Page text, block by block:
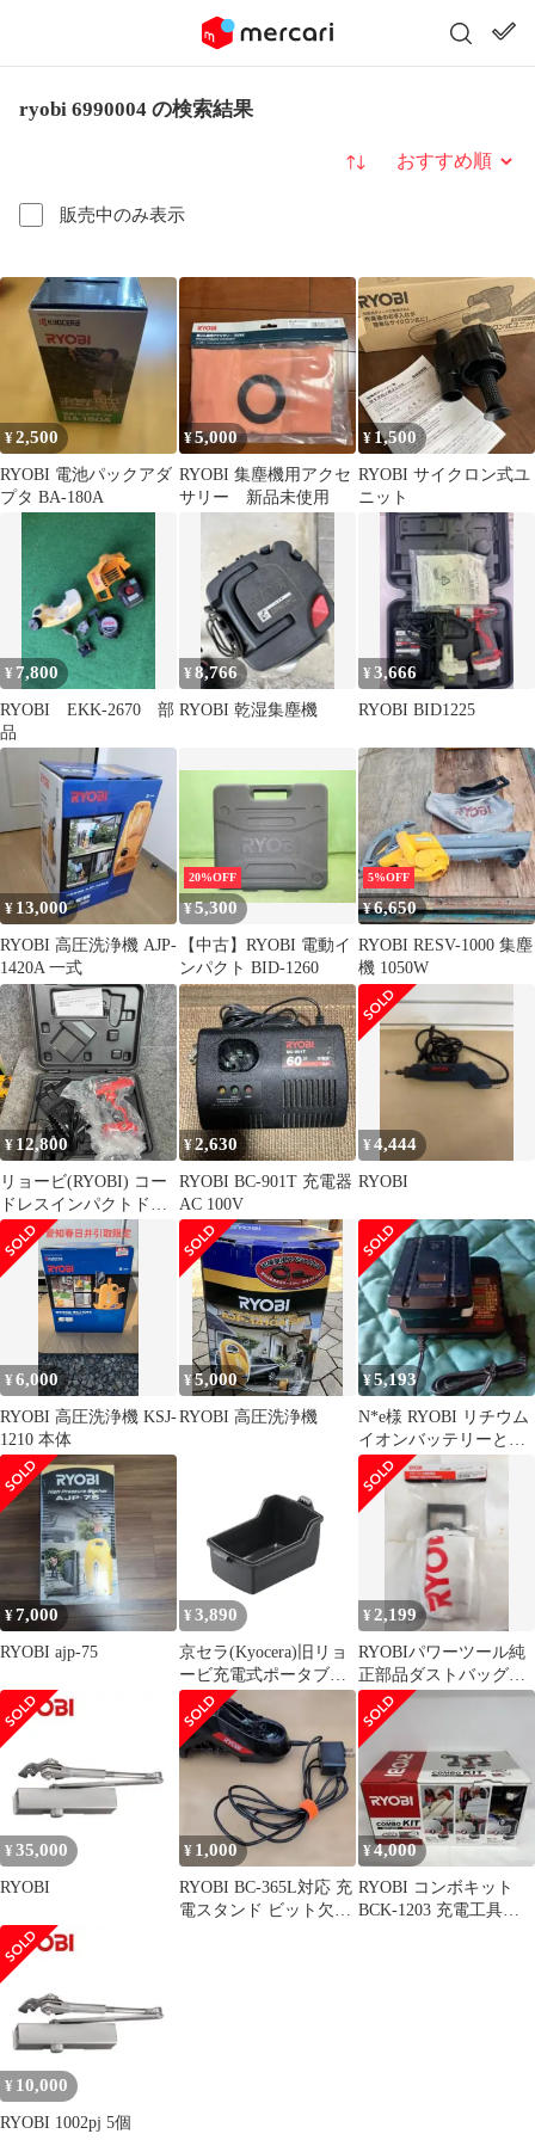
ryobi 6990004 の検索結果
販売中のみ表示
並び替え
¥2,500
RYOBI 電池パックアダ
プタ BA-180A
¥5,000
RYOBI 集塵機用アクセ
サリー 新品未使用
¥ 1,500
RYOBI サイクロン式ユ
ニット
¥ 7,800
RYOBI EKK-2670 部
品
¥8,766
RYOBI 乾湿集塵機
¥3,666
RYOBI BID1225
¥ 13,000
RYOBI 高圧洗浄機 AJP-
1420A 一式
20%OFF
¥5,300
【中古】RYOBI 電動イ
ンパクト BID-1260
5%OFF
¥6,650
RYOBI RESV-1000 集塵
機 1050W
¥ 12,800
リョービ(RYOBI) コー
ドレスインパクトドラ
イバ BID-1805(5.0Ahバ
ッテリー付)【桶川店】
¥2,630
RYOBI BC-901T 充電器
AC 100V
¥4,444
RYOBI
¥6,000
RYOBI 高圧洗浄機 KSJ-
1210 本体
¥5,000
RYOBI 高圧洗浄機
¥5,193
N*e様 RYOBI リチウム
イオンバッテリーと充
電器セット
¥7,000
RYOBI ajp-75
¥ 3,890
京セラ(Kyocera)旧リョ
ービ充電式ポータブル
ウォッシャーBPW-
1800L1用バッテリーカ
バー(L5)電池パックへ
の水跳ね防止60700437
¥ 2,199
RYOBIパワーツール純
正部品ダストバッグ
RESV1000
¥ 35,000
RYOBI
¥ 1,000
RYOBI BC-365L対応 充
電スタンド ビット欠品
¥4,000
RYOBI コンボキット
BCK-1203 充電工具セ
¥ 10,000
RYOBI 1002pj 5個